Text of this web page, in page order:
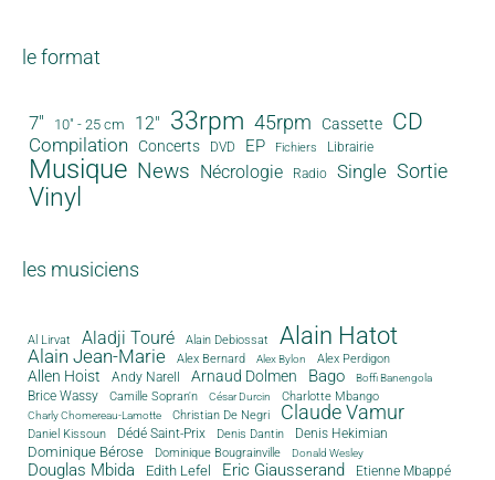
le format
7" 10" - 25 cm 12" 33rpm 45rpm Cassette CD
Compilation Concerts DVD EP Fichiers Librairie
Musique News Nécrologie Radio Single Sortie
Vinyl
les musiciens
Al Lirvat Aladji Touré Alain Debiossat Alain Hatot
Alain Jean-Marie Alex Bernard Alex Bylon Alex Perdigon
Allen Hoist Andy Narell Arnaud Dolmen Bago Boffi Banengola
Brice Wassy Camille Sopran'n César Durcin Charlotte Mbango
Charly Chomereau-Lamotte Christian De Negri Claude Vamur
Daniel Kissoun Dédé Saint-Prix Denis Dantin Denis Hekimian
Dominique Bérose Dominique Bougrainville Donald Wesley
Douglas Mbida Edith Lefel Eric Giausserand Etienne Mbappé